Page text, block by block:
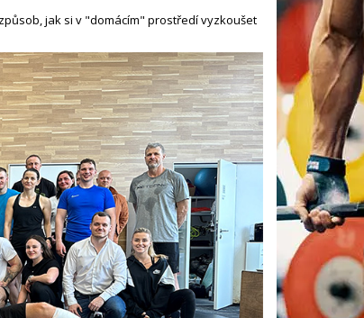
jak si v "domácím" prostředí vyzkoušet